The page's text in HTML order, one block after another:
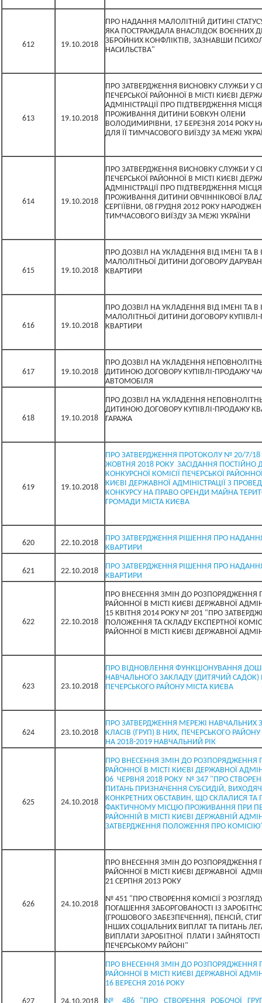
612 19.10.2018
ПРО НАДАННЯ МАЛОЛІТНІЙ ДИТИНІ
ЯКА ПОСТРАЖДАЛА ВНАСЛІДОК ВОЄННИХ
ЗБРОЙНИХ КОНФЛІКТІВ, ЗАЗНАВШИ
НАСИЛЬСТВА"
613 19.10.2018
ПРО ЗАТВЕРДЖЕННЯ ВИСНОВКУ СЛУЖБИ У
ПЕЧЕРСЬКОЇ РАЙОННОЇ В МІСТІ КИЄВІ
АДМІНІСТРАЦІЇ ПРО ПІДТВЕРДЖЕННЯ МІСЦЯ
ПРОЖИВАННЯ ДИТИНИ БОВКУН ОЛЕНИ
ВОЛОДИМИРІВНИ, 17 БЕРЕЗНЯ 2014 РОКУ
ДЛЯ ЇЇ ТИМЧАСОВОГО ВИЇЗДУ ЗА МЕЖІ
614 19.10.2018
ПРО ЗАТВЕРДЖЕННЯ ВИСНОВКУ СЛУЖБИ У
ПЕЧЕРСЬКОЇ РАЙОННОЇ В МІСТІ КИЄВІ
АДМІНІСТРАЦІЇ ПРО ПІДТВЕРДЖЕННЯ МІСЦЯ
ПРОЖИВАННЯ ДИТИНИ ОВЧІННІКОВОЇ
СЕРГІЇВНИ, 08 ГРУДНЯ 2012 РОКУ
ТИМЧАСОВОГО ВИЇЗДУ ЗА МЕЖІ УКРАЇНИ
615 19.10.2018
ПРО ДОЗВІЛ НА УКЛАДЕННЯ ВІД ІМЕНІ ТА В
МАЛОЛІТНЬОЇ ДИТИНИ ДОГОВОРУ
КВАРТИРИ
616 19.10.2018
ПРО ДОЗВІЛ НА УКЛАДЕННЯ ВІД ІМЕНІ ТА В
МАЛОЛІТНЬОЇ ДИТИНИ ДОГОВОРУ
КВАРТИРИ
617 19.10.2018
ПРО ДОЗВІЛ НА УКЛАДЕННЯ
ДИТИНОЮ ДОГОВОРУ КУПІВЛІ-ПРОДАЖУ
АВТОМОБІЛЯ
618 19.10.2018
ПРО ДОЗВІЛ НА УКЛАДЕННЯ
ДИТИНОЮ ДОГОВОРУ КУПІВЛІ-ПРОДАЖУ
ГАРАЖА
619 19.10.2018
ПРО ЗАТВЕРДЖЕННЯ ПРОТОКОЛУ № 20/7/18
ЖОВТНЯ 2018 РОКУ ЗАСІДАННЯ ПОСТІЙНО
КОНКУРСНОЇ КОМІСІЇ ПЕЧЕРСЬКОЇ
КИЄВІ ДЕРЖАВНОЇ АДМІНІСТРАЦІЇ З
КОНКУРСУ НА ПРАВО ОРЕНДИ МАЙНА
ГРОМАДИ МІСТА КИЄВА
620 22.10.2018
ПРО ЗАТВЕРДЖЕННЯ РІШЕННЯ ПРО
КВАРТИРИ
621 22.10.2018
ПРО ЗАТВЕРДЖЕННЯ РІШЕННЯ ПРО
КВАРТИРИ
622 22.10.2018
ПРО ВНЕСЕННЯ ЗМІН ДО РОЗПОРЯДЖЕННЯ
РАЙОННОЇ В МІСТІ КИЄВІ ДЕРЖАВНОЇ
15 КВІТНЯ 2014 РОКУ № 201 "ПРО
ПОЛОЖЕННЯ ТА СКЛАДУ ЕКСПЕРТНОЇ
РАЙОННОЇ В МІСТІ КИЄВІ ДЕРЖАВНОЇ
623 23.10.2018
ПРО ВІДНОВЛЕННЯ ФУНКЦІОНУВАННЯ
НАВЧАЛЬНОГО ЗАКЛАДУ (ДИТЯЧИЙ САДОК)
ПЕЧЕРСЬКОГО РАЙОНУ МІСТА КИЄВА
624 23.10.2018
ПРО ЗАТВЕРДЖЕННЯ МЕРЕЖІ НАВЧАЛЬНИХ
КЛАСІВ (ГРУП) В НИХ, ПЕЧЕРСЬКОГО
НА 2018-2019 НАВЧАЛЬНИЙ РІК
625 24.10.2018
ПРО ВНЕСЕННЯ ЗМІН ДО РОЗПОРЯДЖЕННЯ
РАЙОННОЇ В МІСТІ КИЄВІ ДЕРЖАВНОЇ
06 ЧЕРВНЯ 2018 РОКУ № 347 "ПРО
ПИТАНЬ ПРИЗНАЧЕННЯ СУБСИДІЙ,
КОНКРЕТНИХ ОБСТАВИН, ЩО СКЛАЛИСЯ ТА
ФАКТИЧНОМУ МІСЦЮ ПРОЖИВАННЯ ПРИ
РАЙОННІЙ В МІСТІ КИЄВІ ДЕРЖАВНІЙ
ЗАТВЕРДЖЕННЯ ПОЛОЖЕННЯ ПРО
626 24.10.2018
ПРО ВНЕСЕННЯ ЗМІН ДО РОЗПОРЯДЖЕННЯ
РАЙОННОЇ В МІСТІ КИЄВІ ДЕРЖАВНОЇ
21 СЕРПНЯ 2013 РОКУ
№ 451 "ПРО СТВОРЕННЯ КОМІСІЇ З
ПОГАШЕННЯ ЗАБОРГОВАНОСТІ ІЗ
(ГРОШОВОГО ЗАБЕЗПЕЧЕННЯ), ПЕНСІЙ,
ІНШИХ СОЦІАЛЬНИХ ВИПЛАТ ТА ПИТАНЬ
ВИПЛАТИ ЗАРОБІТНОЇ ПЛАТИ І
ПЕЧЕРСЬКОМУ РАЙОНІ"
ПРО ВНЕСЕННЯ ЗМІН ДО РОЗПОРЯДЖЕННЯ
РАЙОННОЇ В МІСТІ КИЄВІ ДЕРЖАВНОЇ
16 ВЕРЕСНЯ 2016 РОКУ
№ 486 "ПРО СТВОРЕННЯ РОБОЧОЇ